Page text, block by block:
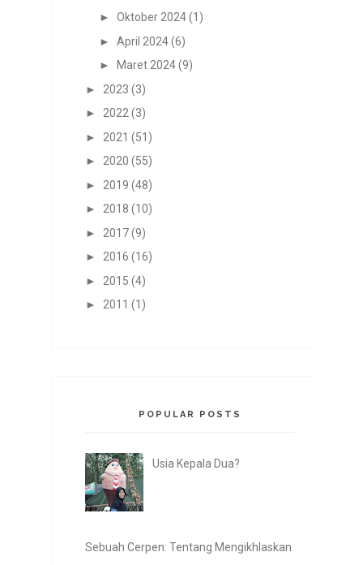
► Oktober 2024 (1)
► April 2024 (6)
►
Maret 2024 (9)
► 2023 (3)
► 2022(3)
► 2021 (51)
► 2020 (55)
► 2019 (48)
► 2018 (10)
► 2017(9)
► 2016 (16)
► 2015 (4)
► 2011 (1)
POPULAR POSTS
Usia Kepala Dua?
Sebuah Cerpen: Tentang Mengikhlaskan